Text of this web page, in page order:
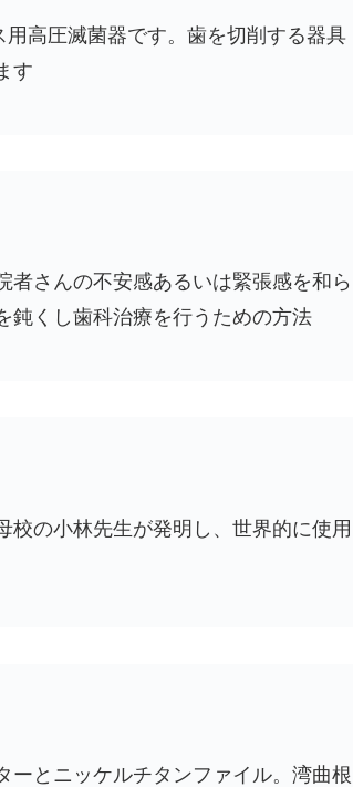
用高圧滅菌器です。歯を切削する器具
す
者さんの不安感あるいは緊張感を和ら
鈍くし歯科治療を行うための方法
校の小林先生が発明し、世界的に使用
ーとニッケルチタンファイル。湾曲根